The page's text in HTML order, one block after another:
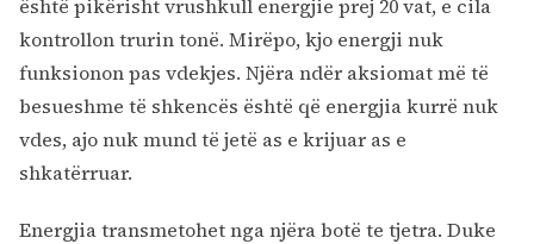
është pikërisht vrushkull energjie prej 20 vat, e cila
kontrollon trurin tonë. Mirëpo, kjo energji nuk
funksionon pas vdekjes. Njëra ndër aksiomat më të
besueshme të shkencës është që energjia kurrë nuk
vdes, ajo nuk mund të jetë as e krijuar as e
shkatërruar.
Energjia transmetohet nga njëra botë te tjetra. Duke